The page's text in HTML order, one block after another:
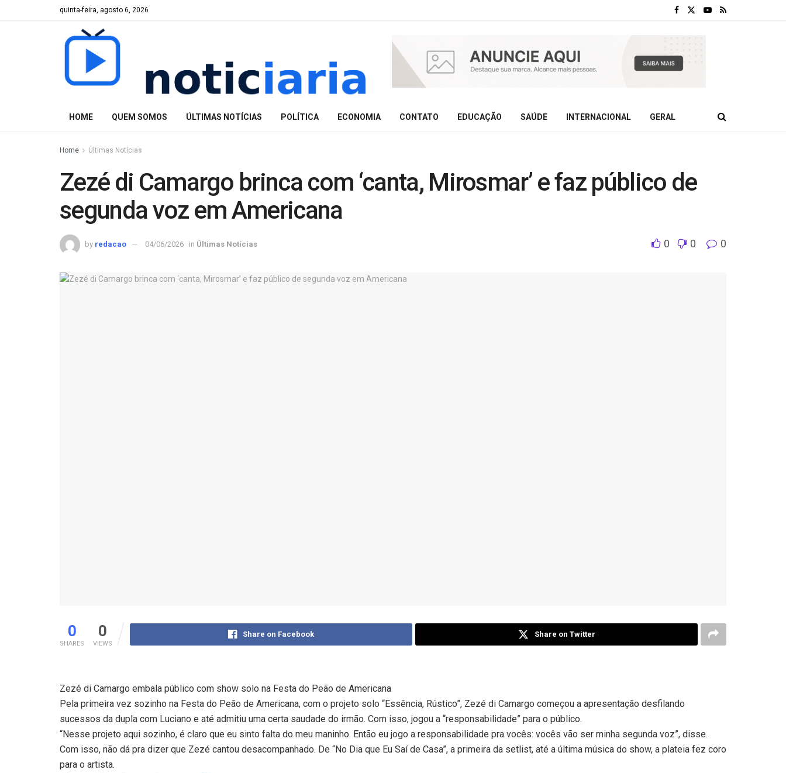
quinta-feira, agosto 6, 2026
HOME QUEM SOMOS ÚLTIMAS NOTÍCIAS POLÍTICA ECONOMIA CONTATO EDUCAÇÃO SAÚDE INTERNACIONAL GERAL
Home Últimas Notícias
Zezé di Camargo brinca com ‘canta, Mirosmar’ e faz público de
segunda voz em Americana
by redacao 04/06/2026 in Últimas Notícias 0 0 0
0
SHARES
0
VIEWS
Share on Facebook Share on Twitter
Zezé di Camargo embala público com show solo na Festa do Peão de Americana
Pela primeira vez sozinho na Festa do Peão de Americana, com o projeto solo “Essência, Rústico”, Zezé di Camargo começou a apresentação desfilando
sucessos da dupla com Luciano e até admitiu uma certa saudade do irmão. Com isso, jogou a “responsabilidade” para o público.
“Nesse projeto aqui sozinho, é claro que eu sinto falta do meu maninho. Então eu jogo a responsabilidade pra vocês: vocês vão ser minha segunda voz”, disse.
Com isso, não dá pra dizer que Zezé cantou desacompanhado. De “No Dia que Eu Saí de Casa”, a primeira da setlist, até a última música do show, a plateia fez coro
para o artista.